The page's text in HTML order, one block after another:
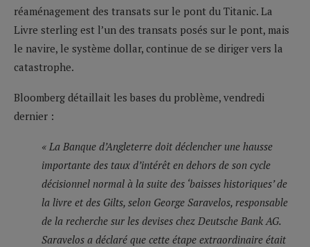
réaménagement des transats sur le pont du Titanic. La
Livre sterling est l’un des transats posés sur le pont, mais
le navire, le système dollar, continue de se diriger vers la
catastrophe.
Bloomberg détaillait les bases du problème, vendredi
dernier :
« La Banque d’Angleterre doit déclencher une hausse
importante des taux d’intérêt en dehors de son cycle
décisionnel normal à la suite des ‘baisses historiques’ de
la livre et des Gilts, selon George Saravelos, responsable
de la recherche sur les devises chez Deutsche Bank AG.
Saravelos a déclaré que cette étape extraordinaire était